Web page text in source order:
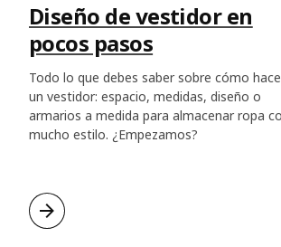
Diseño de vestidor en
pocos pasos
Todo lo que debes saber sobre cómo
un vestidor: espacio, medidas, diseño o
armarios a medida para almacenar ropa
mucho estilo. ¿Empezamos?